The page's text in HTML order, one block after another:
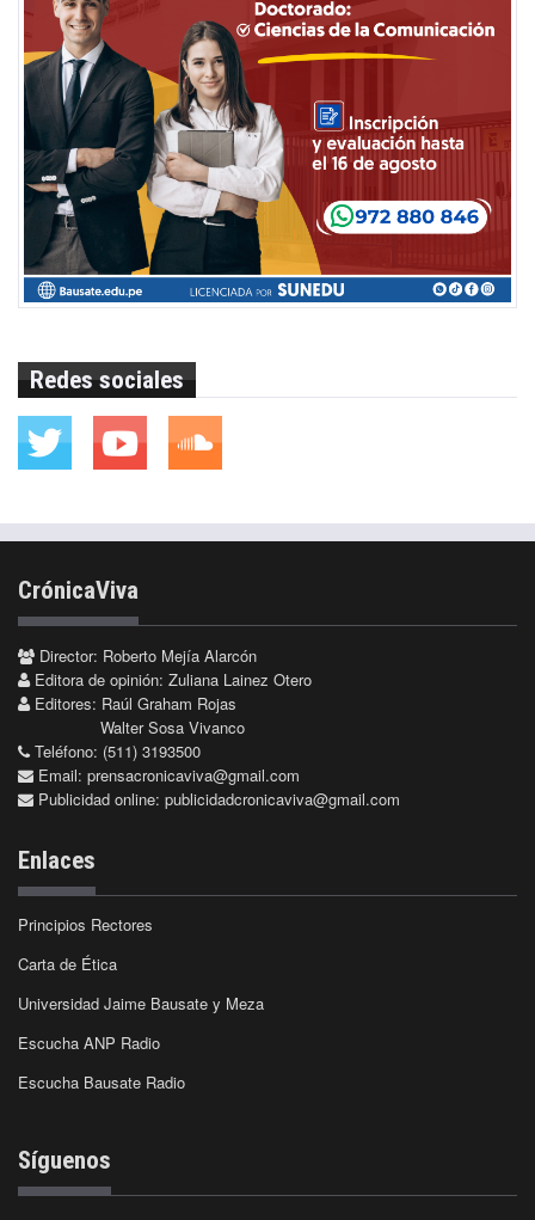
Redes sociales
CrónicaViva
Director: Roberto Mejía Alarcón
Editora de opinión: Zuliana Lainez Otero
Editores: Raúl Graham Rojas
Walter Sosa Vivanco
Teléfono: (511) 3193500
Email: prensacronicaviva@gmail.com
Publicidad online: publicidadcronicaviva@gmail.com
Enlaces
Principios Rectores
Carta de Ética
Universidad Jaime Bausate y Meza
Escucha ANP Radio
Escucha Bausate Radio
Síguenos